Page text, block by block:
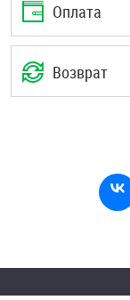
Оплата
Возврат